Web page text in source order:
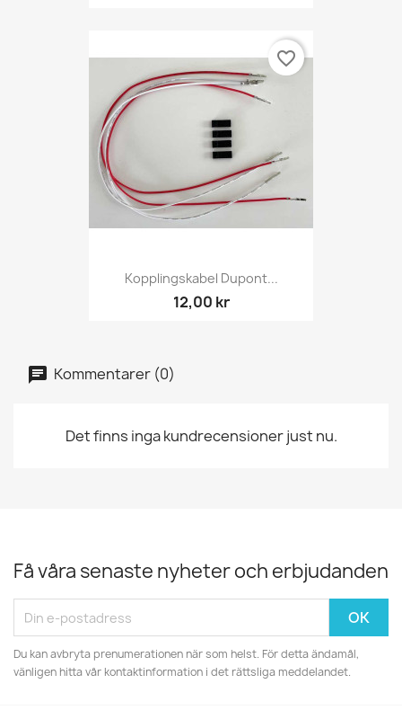
Kopplingskabel Dupont...
12,00 kr
favorite_border
Kommentarer (0)
Det finns inga kundrecensioner just nu.
Få våra senaste nyheter och erbjudanden
Du kan avbryta prenumerationen när som helst. För detta ändamål,
vänligen hitta vår kontaktinformation i det rättsliga meddelandet.